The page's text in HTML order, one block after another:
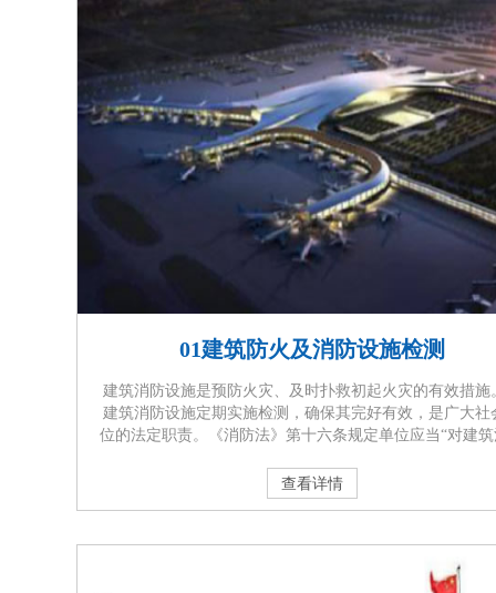
受广东省住建厅委托主编
荣登中央电视台《对话中
01建筑防火及消防设施检测
建筑消防设施是预防火灾、及时扑救初起火灾的有效措施
建筑消防设施定期实施检测，确保其完好有效，是广大社
位的法定职责。《消防法》第十六条规定单位应当“对建
当完整准确，存档备查；”。《消防安全责任制实施办法
五条、《机关、团体、企业、事业单位消防安全管理规定
十七条均明确规定···
查看详情